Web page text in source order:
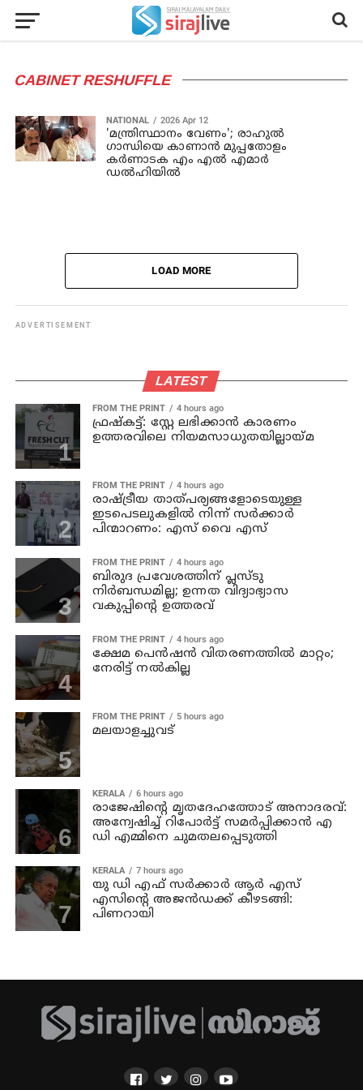
CABINET RESHUFFLE
NATIONAL 2026 Apr 12
'മന്ത്രിസ്ഥാനം വേണം'; രാഹുൽ
ഗാന്ധിയെ കാണാൻ മുപ്പതോളം
കർണാടക എം എൽ എമാർ
ഡൽഹിയിൽ
LOAD MORE
ADVERTISEMENT
LATEST
FROM THE PRINT 4 hours ago
ഫ്രഷ്‌കട്ട്: സ്റ്റേ ലഭിക്കാന്‍ കാരണം
ഉത്തരവിലെ നിയമസാധുതയില്ലായ്മ
FROM THE PRINT 4 hours ago
രാഷ്ട്രീയ താത്പര്യങ്ങളോടെയുള്ള
ഇടപെടലുകളില്‍ നിന്ന് സര്‍ക്കാര്‍
പിന്മാറണം: എസ് വൈ എസ്
FROM THE PRINT 4 hours ago
ബിരുദ പ്രവേശത്തിന് പ്ലസ്ടു
നിര്‍ബന്ധമില്ല; ഉന്നത വിദ്യാഭ്യാസ
വകുപ്പിന്റെ ഉത്തരവ്
FROM THE PRINT 4 hours ago
ക്ഷേമ പെന്‍ഷന്‍ വിതരണത്തില്‍ മാറ്റം;
നേരിട്ട് നല്‍കില്ല
FROM THE PRINT 5 hours ago
മലയാളച്ചുവട്
KERALA 6 hours ago
രാജേഷിന്റെ മൃതദേഹത്തോട് അനാദരവ്:
അന്വേഷിച്ച് റിപോര്‍ട്ട് സമര്‍പ്പിക്കാന്‍ എ
ഡി എമ്മിനെ ചുമതലപ്പെടുത്തി
KERALA 7 hours ago
യു ഡി എഫ് സര്‍ക്കാര്‍ ആര്‍ എസ്
എസിന്റെ അജന്‍ഡക്ക്‌ കീഴടങ്ങി:
പിണറായി